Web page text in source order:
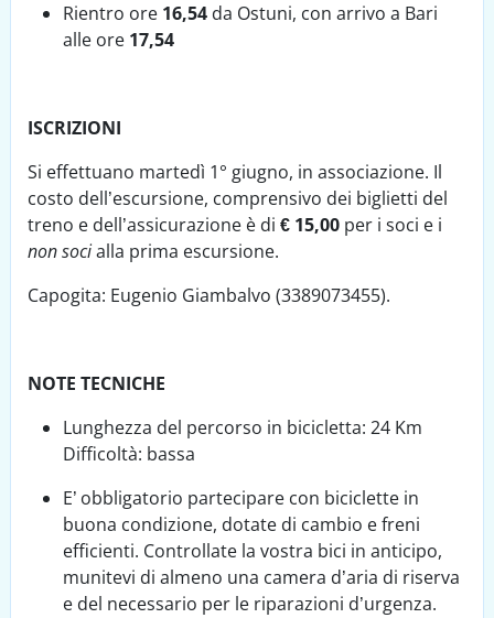
Rientro ore 16,54da Ostuni, con arrivo a Bari
alle ore 17,54
ISCRIZIONI
Si effettuano martedì 1° giugno, in associazione. Il
costo dell’escursione, comprensivo dei biglietti del
treno e dell’assicurazione è di € 15,00per i soci e i
non socialla prima escursione.
Capogita: Eugenio Giambalvo (3389073455).
NOTE TECNICHE
Lunghezza del percorso in bicicletta: 24 Km
Difficoltà: bassa
E’ obbligatorio partecipare con biciclette in
buona condizione, dotate di cambio e freni
efficienti. Controllate la vostra bici in anticipo,
munitevi di almeno una camera d’aria di riserva
e del necessario per le riparazioni d’urgenza.